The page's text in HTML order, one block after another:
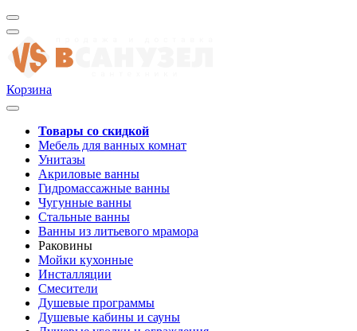
Корзина
Товары со скидкой
Мебель для ванных комнат
Унитазы
Акриловые ванны
Гидромассажные ванны
Чугунные ванны
Стальные ванны
Ванны из литьевого мрамора
Раковины
Мойки кухонные
Инсталляции
Смесители
Душевые программы
Душевые кабины и сауны